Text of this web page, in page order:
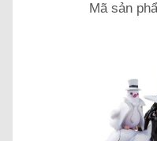
Mã sản